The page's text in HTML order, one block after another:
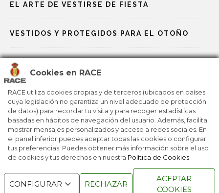
Cookies en RACE
RACE utiliza cookies propias y de terceros (ubicados en países
cuya legislación no garantiza un nivel adecuado de protección
de datos) para recordar tu visita y para recoger estadísticas
basadas en hábitos de navegación del usuario. Además, facilita
mostrar mensajes personalizados y acceso a redes sociales. En
el panel inferior puedes aceptar todas las cookies o configurar
tus preferencias. Puedes obtener más información sobre el uso
de cookies y tus derechos en nuestra Política de Cookies
CONFIGURAR RECHAZAR
ACEPTAR
COOKIES
EL ARTE DE VESTIRSE DE FIESTA
VESTIDOS Y PROTEGIDOS PARA EL OTOÑO
UNA MIRADA AL VERANO CON ESTILO
¿QUIÉN DIJO QUE UN PICNIC NO ES UN LUJO?
UN ESCRITORIO PARA DAR ENVIDIA
TODOS LOS DERECHOS
RESERVADOS